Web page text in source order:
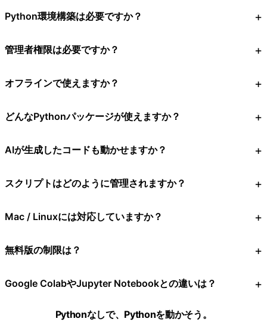
Python環境構築は必要ですか？
管理者権限は必要ですか？
オフラインで使えますか？
どんなPythonパッケージが使えますか？
AIが生成したコードも動かせますか？
スクリプトはどのように管理されますか？
Mac / Linuxには対応していますか？
無料版の制限は？
Google ColabやJupyter Notebookとの違いは？
Pythonなしで、Pythonを動かそう。